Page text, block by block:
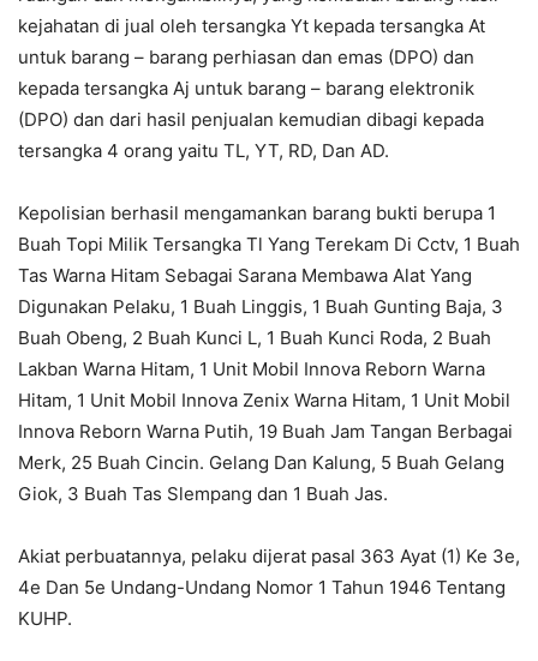
kejahatan di jual oleh tersangka Yt kepada tersangka At
untuk barang – barang perhiasan dan emas (DPO) dan
kepada tersangka Aj untuk barang – barang elektronik
(DPO) dan dari hasil penjualan kemudian dibagi kepada
tersangka 4 orang yaitu TL, YT, RD, Dan AD.
Kepolisian berhasil mengamankan barang bukti berupa 1
Buah Topi Milik Tersangka Tl Yang Terekam Di Cctv, 1 Buah
Tas Warna Hitam Sebagai Sarana Membawa Alat Yang
Digunakan Pelaku, 1 Buah Linggis, 1 Buah Gunting Baja, 3
Buah Obeng, 2 Buah Kunci L, 1 Buah Kunci Roda, 2 Buah
Lakban Warna Hitam, 1 Unit Mobil Innova Reborn Warna
Hitam, 1 Unit Mobil Innova Zenix Warna Hitam, 1 Unit Mobil
Innova Reborn Warna Putih, 19 Buah Jam Tangan Berbagai
Merk, 25 Buah Cincin. Gelang Dan Kalung, 5 Buah Gelang
Giok, 3 Buah Tas Slempang dan 1 Buah Jas.
Akiat perbuatannya, pelaku dijerat pasal 363 Ayat (1) Ke 3e,
4e Dan 5e Undang-Undang Nomor 1 Tahun 1946 Tentang
KUHP.